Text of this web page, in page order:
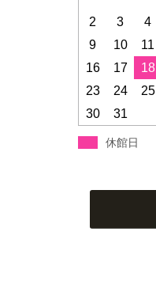
2
3 4
9
10 11
16
17 18
23
24 25
30
31
休館日